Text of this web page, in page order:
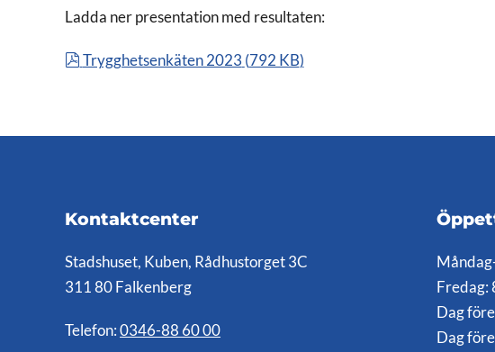
Ladda ner presentation med resultaten:
pdf
Trygghetsenkäten 2023 (792 KB)
Kontaktcenter
Stadshuset, Kuben, Rådhustorget 3C
311 80 Falkenberg
Telefon: 0346-88 60 00
Fredag:
Dag
Dag